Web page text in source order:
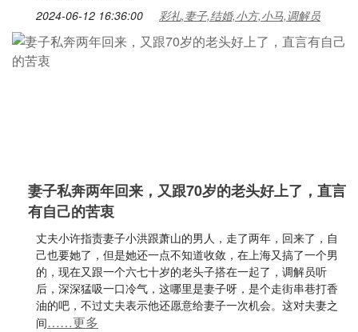
2024-06-12 16:36:00 彩礼,妻子,结婚,小方,小马,调解员
妻子私奔两年回来，又跟70岁的老头好上了，直言
有自己的苦衷
丈夫小许指责妻子小洪跟萧山的男人，走了两年，回来了，自
己也要她了，但是她还一点不知道收敛，在上海又搞了一个男
的，现在又跟一个六七十岁的老头子搭在一起了，调解员听
后，深深猛吸一口冷气，这哪里是妻子呀，是个走街串巷打香
油的吧，不过丈夫表示他还愿意给妻子一次机会。这对夫妻之
间……更多